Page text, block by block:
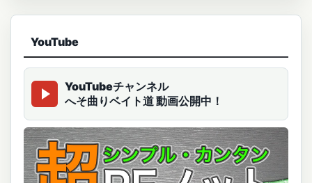
YouTube
YouTubeチャンネル
へそ曲りベイト道 動画公開中！